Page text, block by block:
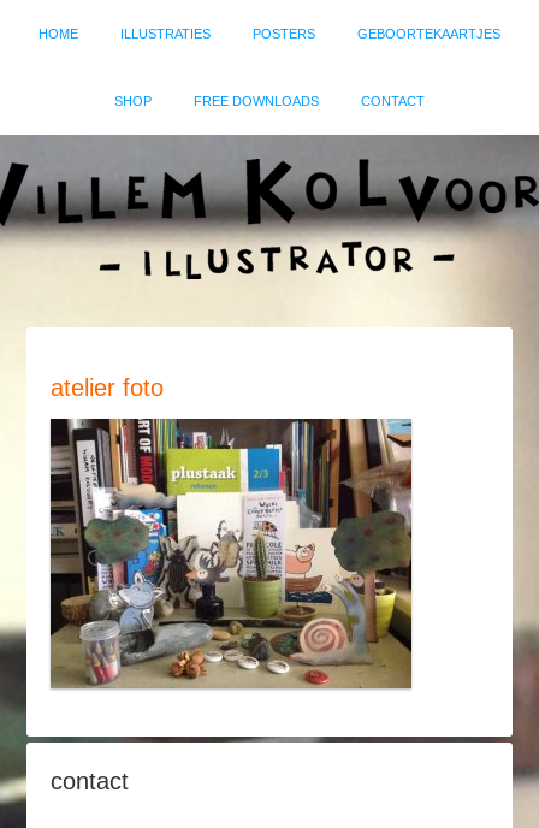
HOME ILLUSTRATIES POSTERS GEBOORTEKAARTJES
SHOP FREE DOWNLOADS CONTACT
atelier foto
contact